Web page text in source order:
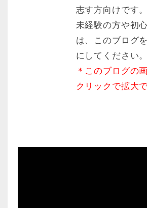
志す方向けです。
未経験の方や初
は、このブログ
にしてください。
＊このブログの
クリックで拡大